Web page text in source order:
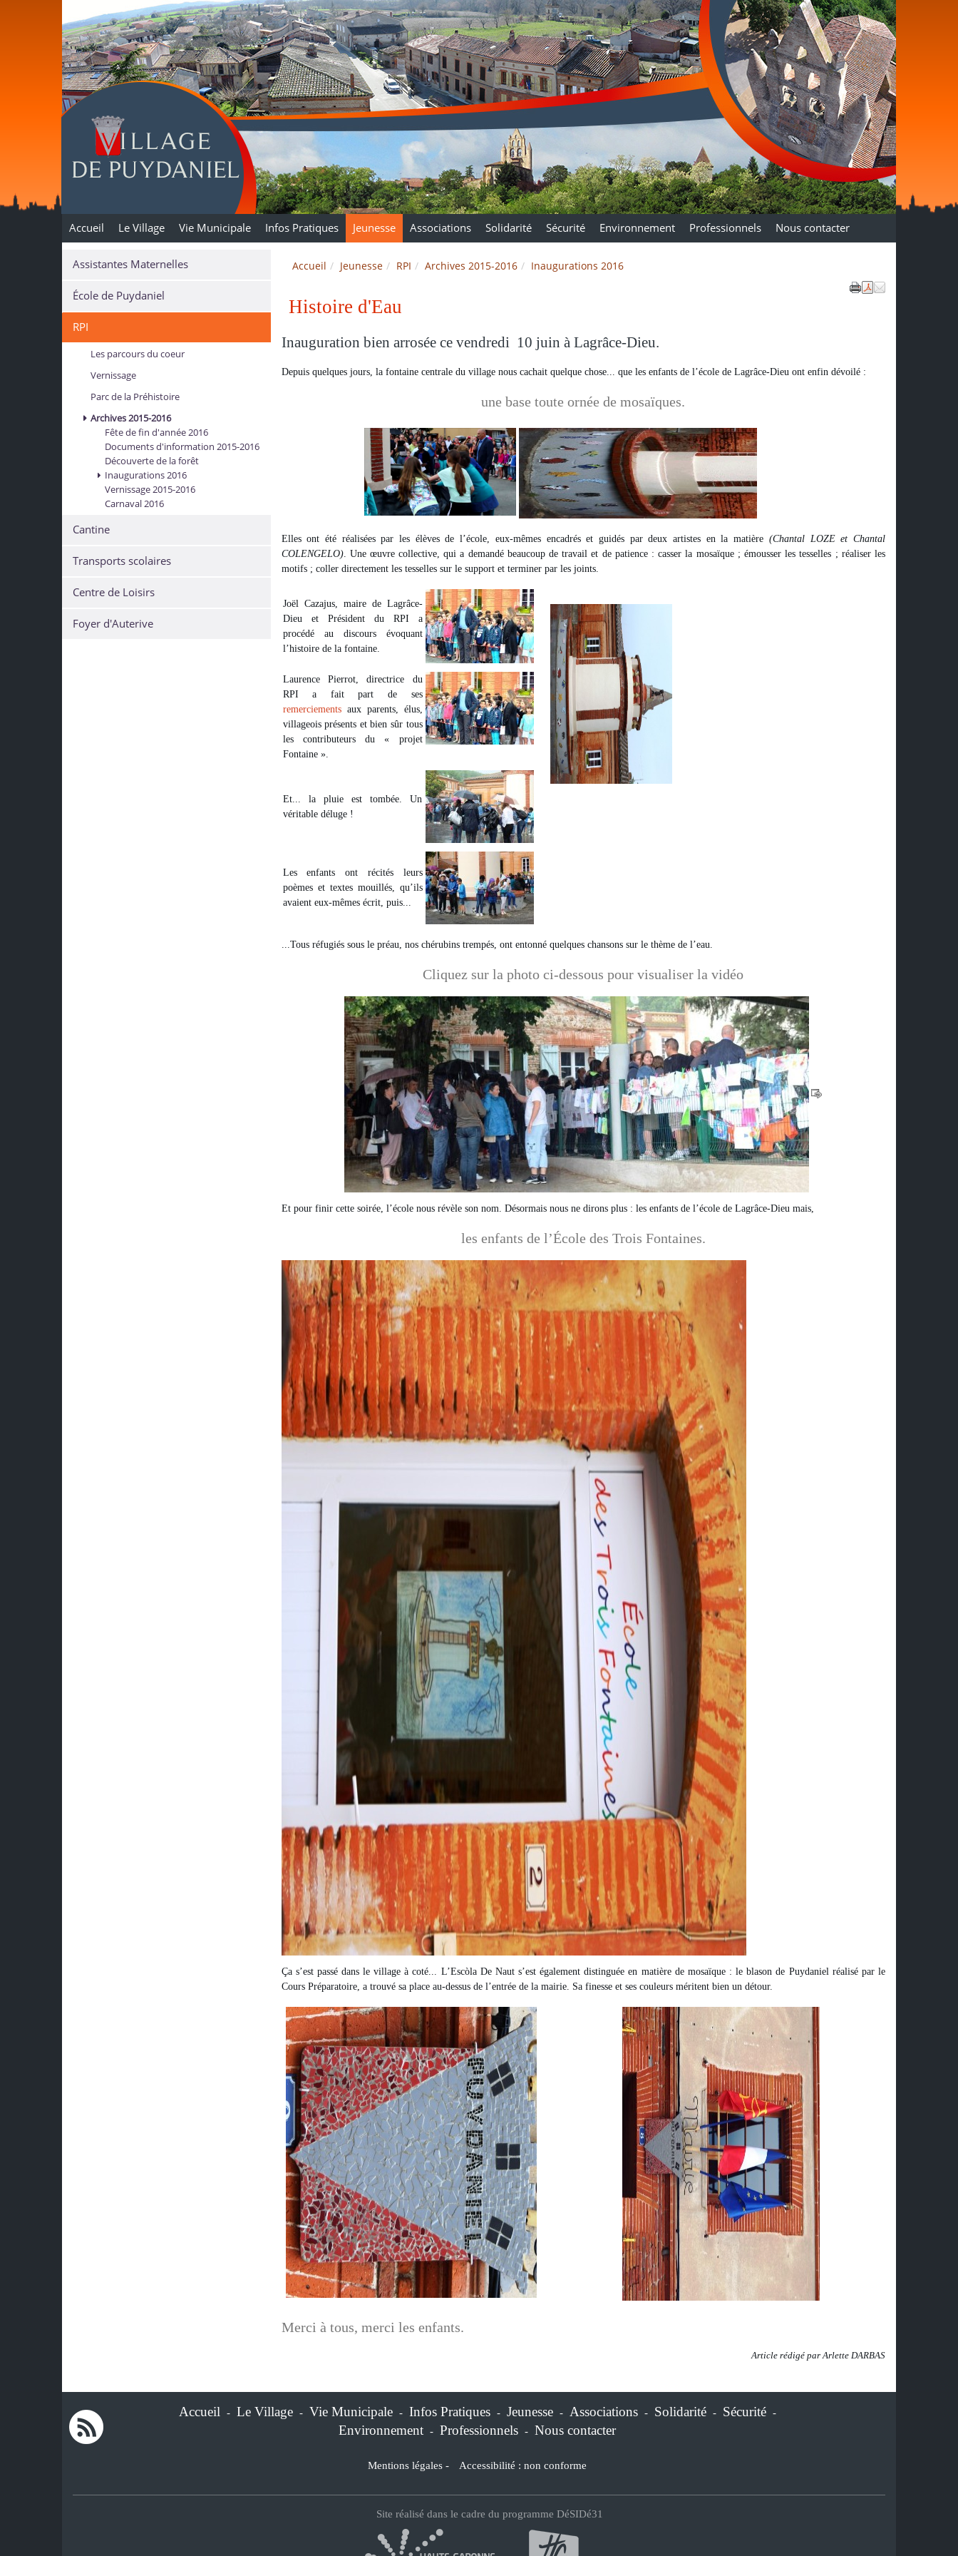
Puydaniel
Accueil Le Village Vie Municipale Infos Pratiques Jeunesse Associations Solidarité Sécurité Environnement Professionnels Nous contacter
Accueil Jeunesse RPI Archives 2015-2016 Inaugurations 2016
Histoire d'Eau
Inauguration bien arrosée ce vendredi 10 juin à Lagrâce-Dieu.
Depuis quelques jours, la fontaine centrale du village nous cachait quelque chose... que les enfants de l’école de Lagrâce-Dieu ont enfin dévoilé :
une base toute ornée de mosaïques.
Elles ont été réalisées par les élèves de l’école, eux-mêmes encadrés et guidés par deux artistes en la matière (Chantal LOZE et Chantal
COLENGELO). Une œuvre collective, qui a demandé beaucoup de travail et de patience : casser la mosaïque ; émousser les tesselles ; réaliser les
motifs ; coller directement les tesselles sur le support et terminer par les joints.
Joël Cazajus, maire de Lagrâce-
Dieu et Président du RPI a
procédé au discours évoquant
l’histoire de la fontaine.
Laurence Pierrot, directrice du
RPI a fait part de ses
remerciementsaux parents, élus,
villageois présents et bien sûr tous
les contributeurs du « projet
Fontaine ».
Et... la pluie est tombée. Un
véritable déluge !
Les enfants ont récités leurs
poèmes et textes mouillés, qu’ils
avaient eux-mêmes écrit, puis...
...Tous réfugiés sous le préau, nos chérubins trempés, ont entonné quelques chansons sur le thème de l’eau.
Cliquez sur la photo ci-dessous pour visualiser la vidéo
Et pour finir cette soirée, l’école nous révèle son nom. Désormais nous ne dirons plus : les enfants de l’école de Lagrâce-Dieu mais,
les enfants de l’École des Trois Fontaines.
Ça s’est passé dans le village à coté... L’Escòla De Naut s’est également distinguée en matière de mosaïque : le blason de Puydaniel réalisé par le
Cours Préparatoire, a trouvé sa place au-dessus de l’entrée de la mairie. Sa finesse et ses couleurs méritent bien un détour.
Merci à tous, merci les enfants.
Article rédigé par Arlette DARBAS
Assistantes Maternelles
École de Puydaniel
RPI
Les parcours du coeur
Vernissage
Parc de la Préhistoire
Archives 2015-2016
Fête de fin d'année 2016
Documents d'information 2015-2016
Découverte de la forêt
Inaugurations 2016
Vernissage 2015-2016
Carnaval 2016
Cantine
Transports scolaires
Centre de Loisirs
Foyer d'Auterive
Accueil - Le Village - Vie Municipale - Infos Pratiques - Jeunesse - Associations - Solidarité - Sécurité -
Environnement - Professionnels - Nous contacter
Mentions légales - Accessibilité : non conforme
Site réalisé dans le cadre du programme DéSIDé31